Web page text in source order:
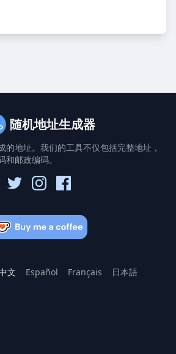
随机地址生成器
的地址。我们的工具不仅包括完整地址，
邮政编码。
文 Español Français 日本語